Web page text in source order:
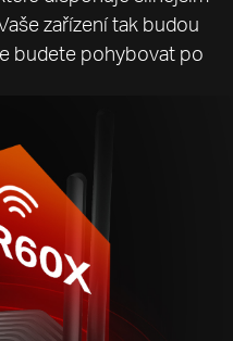
zařízení tak budou
budete pohybovat po